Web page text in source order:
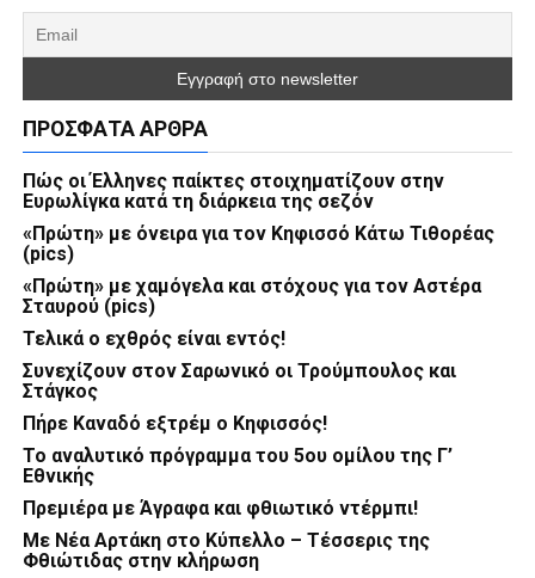
ΠΡΌΣΦΑΤΑ ΆΡΘΡΑ
Πώς οι Έλληνες παίκτες στοιχηματίζουν στην
Ευρωλίγκα κατά τη διάρκεια της σεζόν
«Πρώτη» με όνειρα για τον Κηφισσό Κάτω Τιθορέας
(pics)
«Πρώτη» με χαμόγελα και στόχους για τον Αστέρα
Σταυρού (pics)
Τελικά ο εχθρός είναι εντός!
Συνεχίζουν στον Σαρωνικό οι Τρούμπουλος και
Στάγκος
Πήρε Καναδό εξτρέμ ο Κηφισσός!
Το αναλυτικό πρόγραμμα του 5ου ομίλου της Γ’
Εθνικής
Πρεμιέρα με Άγραφα και φθιωτικό ντέρμπι!
Με Νέα Αρτάκη στο Κύπελλο – Τέσσερις της
Φθιώτιδας στην κλήρωση